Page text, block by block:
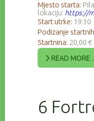
Mjesto starta:
lokaciju: https://
Start utrke: 19:30
Podizanje
Startnina: 20,00 €
READ MORE
6